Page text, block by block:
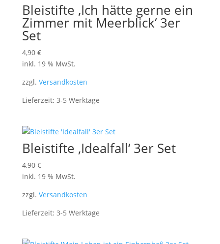
Bleistifte ‚Ich hätte gerne ein
Zimmer mit Meerblick‘ 3er
Set
4,90 €
inkl. 19 % MwSt.
zzgl. Versandkosten
Lieferzeit: 3-5 Werktage
Bleistifte ‚Idealfall‘ 3er Set
4,90 €
inkl. 19 % MwSt.
zzgl. Versandkosten
Lieferzeit: 3-5 Werktage